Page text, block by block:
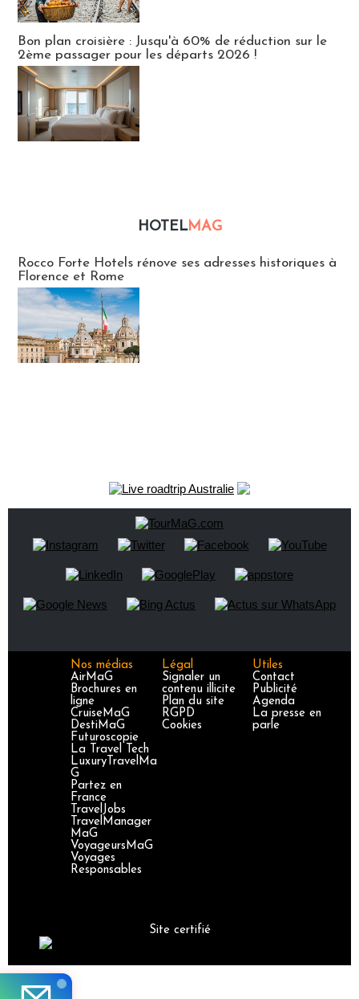
Bon plan croisière : Jusqu'à 60% de réduction sur le
2ème passager pour les départs 2026 !
HOTELMAG
Rocco Forte Hotels rénove ses adresses historiques à
Florence et Rome
Nos médias
AirMaG
Brochures en
ligne
CruiseMaG
DestiMaG
Futuroscopie
La Travel Tech
LuxuryTravelMa
G
Partez en
France
TravelJobs
TravelManager
MaG
VoyageursMaG
Voyages
Responsables
Légal
Signaler un
contenu illicite
Plan du site
RGPD
Cookies
Utiles
Contact
Publicité
Agenda
La presse en
parle
Site certifié